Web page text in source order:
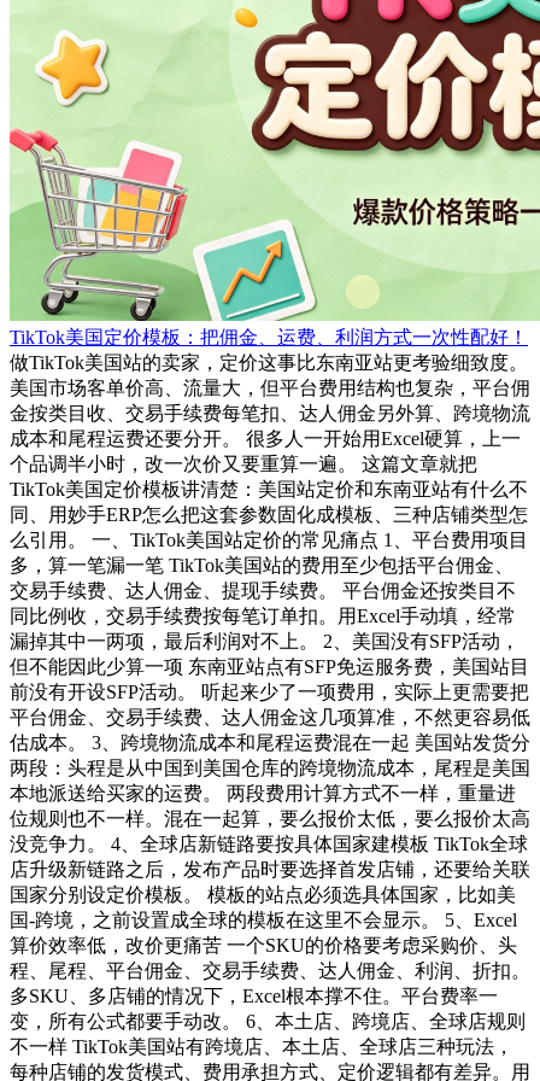
TikTok美国定价模板：把佣金、运费、利润方式一次性配好！
做TikTok美国站的卖家，定价这事比东南亚站更考验细致度。
美国市场客单价高、流量大，但平台费用结构也复杂，平台佣
金按类目收、交易手续费每笔扣、达人佣金另外算、跨境物流
成本和尾程运费还要分开。 很多人一开始用Excel硬算，上一
个品调半小时，改一次价又要重算一遍。 这篇文章就把
TikTok美国定价模板讲清楚：美国站定价和东南亚站有什么不
同、用妙手ERP怎么把这套参数固化成模板、三种店铺类型怎
么引用。 一、TikTok美国站定价的常见痛点 1、平台费用项目
多，算一笔漏一笔 TikTok美国站的费用至少包括平台佣金、
交易手续费、达人佣金、提现手续费。 平台佣金还按类目不
同比例收，交易手续费按每笔订单扣。用Excel手动填，经常
漏掉其中一两项，最后利润对不上。 2、美国没有SFP活动，
但不能因此少算一项 东南亚站点有SFP免运服务费，美国站目
前没有开设SFP活动。 听起来少了一项费用，实际上更需要把
平台佣金、交易手续费、达人佣金这几项算准，不然更容易低
估成本。 3、跨境物流成本和尾程运费混在一起 美国站发货分
两段：头程是从中国到美国仓库的跨境物流成本，尾程是美国
本地派送给买家的运费。 两段费用计算方式不一样，重量进
位规则也不一样。混在一起算，要么报价太低，要么报价太高
没竞争力。 4、全球店新链路要按具体国家建模板 TikTok全球
店升级新链路之后，发布产品时要选择首发店铺，还要给关联
国家分别设定价模板。 模板的站点必须选具体国家，比如美
国-跨境，之前设置成全球的模板在这里不会显示。 5、Excel
算价效率低，改价更痛苦 一个SKU的价格要考虑采购价、头
程、尾程、平台佣金、交易手续费、达人佣金、利润、折扣。
多SKU、多店铺的情况下，Excel根本撑不住。平台费率一
变，所有公式都要手动改。 6、本土店、跨境店、全球店规则
不一样 TikTok美国站有跨境店、本土店、全球店三种玩法，
每种店铺的发货模式、费用承担方式、定价逻辑都有差异。用